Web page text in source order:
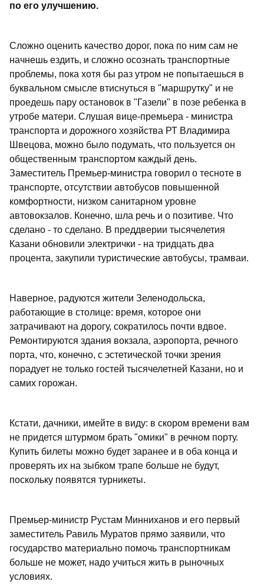
по его улучшению.
Сложно оценить качество дорог, пока по ним сам не
начнешь ездить, и сложно осознать транспортные
проблемы, пока хотя бы раз утром не попытаешься в
буквальном смысле втиснуться в "маршрутку" и не
проедешь пару остановок в "Газели" в позе ребенка в
утробе матери. Слушая вице-премьера - министра
транспорта и дорожного хозяйства РТ Владимира
Швецова, можно было подумать, что пользуется он
общественным транспортом каждый день.
Заместитель Премьер-министра говорил о тесноте в
транспорте, отсутствии автобусов повышенной
комфортности, низком санитарном уровне
автовокзалов. Конечно, шла речь и о позитиве. Что
сделано - то сделано. В преддверии тысячелетия
Казани обновили электрички - на тридцать два
процента, закупили туристические автобусы, трамваи.
Наверное, радуются жители Зеленодольска,
работающие в столице: время, которое они
затрачивают на дорогу, сократилось почти вдвое.
Ремонтируются здания вокзала, аэропорта, речного
порта, что, конечно, с эстетической точки зрения
порадует не только гостей тысячелетней Казани, но и
самих горожан.
Кстати, дачники, имейте в виду: в скором времени вам
не придется штурмом брать "омики" в речном порту.
Купить билеты можно будет заранее и в оба конца и
проверять их на зыбком трапе больше не будут,
поскольку появятся турникеты.
Премьер-министр Рустам Минниханов и его первый
заместитель Равиль Муратов прямо заявили, что
государство материально помочь транспортникам
больше не может, надо учиться жить в рыночных
условиях.